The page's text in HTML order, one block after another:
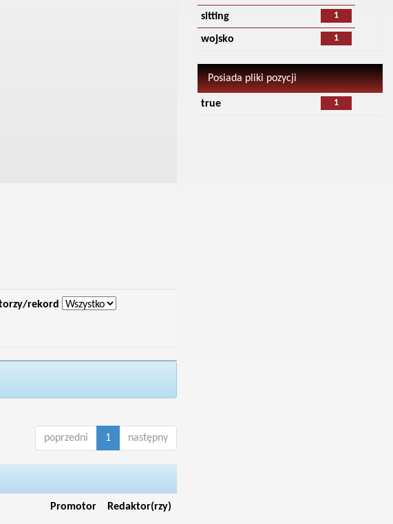
rekord
poprzedni 1 następny
Promotor Redaktor(rzy)
1
sitting
1
wojsko
Posiada pliki pozycji
1
true